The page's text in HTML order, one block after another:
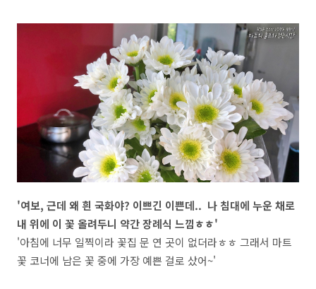
'여보, 근데 왜 흰 국화야? 이쁘긴 이쁜데.. 나 침대에 누운 채로
내 위에 이 꽃 올려두니 약간 장례식 느낌ㅎㅎ'
'아침에 너무 일찍이라 꽃집 문 연 곳이 없더라ㅎㅎ 그래서 마트
꽃 코너에 남은 꽃 중에 가장 예쁜 걸로 샀어~'